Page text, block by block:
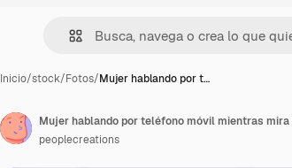
Inicio/stock/Fotos/Mujer hablando por t…
Mujer hablando por teléfono móvil mientras
peoplecreations